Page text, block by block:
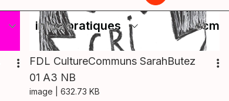
FDL CultureCommuns SarahButez
01 A3 NB
image | 632.73 KB